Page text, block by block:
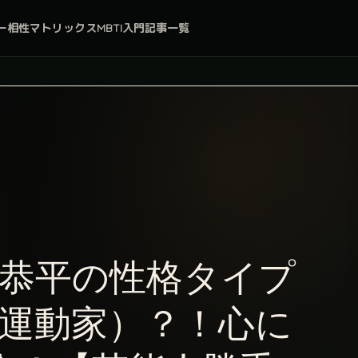
相性マトリックスMBTI入門記事一覧
平の性格タイプ
動家）？！心に